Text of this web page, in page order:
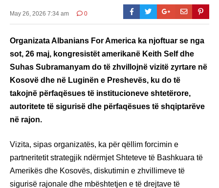
May 26, 2026 7:34 am 0
Organizata Albanians For America ka njoftuar se nga
sot, 26 maj, kongresistët amerikanë Keith Self dhe
Suhas Subramanyam do të zhvillojnë vizitë zyrtare në
Kosovë dhe në Luginën e Preshevës, ku do të
takojnë përfaqësues të institucioneve shtetërore,
autoritete të sigurisë dhe përfaqësues të shqiptarëve
në rajon.
Vizita, sipas organizatës, ka për qëllim forcimin e
partneritetit strategjik ndërmjet Shteteve të Bashkuara të
Amerikës dhe Kosovës, diskutimin e zhvillimeve të
sigurisë rajonale dhe mbështetjen e të drejtave të